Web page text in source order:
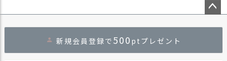
ジト
へ
新規会員登録で 500 ptプレゼント